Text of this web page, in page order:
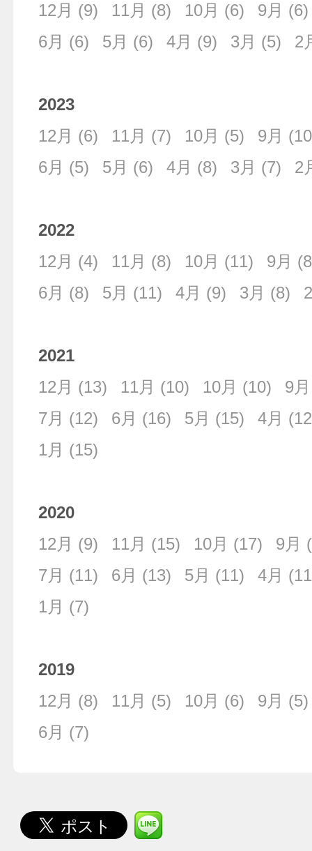
12月 (9) 11月 (8) 10月 (6) 9月 (6)
6月 (6) 5月 (6) 4月 (9) 3月 (5) 2
2023
12月 (6) 11月 (7) 10月 (5) 9月
6月 (5) 5月 (6) 4月 (8) 3月 (7) 2
2022
12月 (4) 11月 (8) 10月 (11) 9月
6月 (8) 5月 (11) 4月 (9) 3月 (8)
2021
12月 (13) 11月 (10) 10月 (10) 9月
7月 (12) 6月 (16) 5月 (15) 4月
1月 (15)
2020
12月 (9) 11月 (15) 10月 (17) 9月
7月 (11) 6月 (13) 5月 (11) 4月
1月 (7)
2019
12月 (8) 11月 (5) 10月 (6) 9月 (5)
6月 (7)